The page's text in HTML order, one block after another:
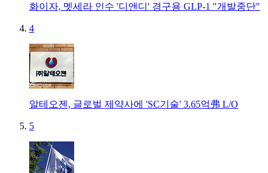
화이자, 멧세라 인수 '디앤디' 경구용 GLP-1 "개발중단"
4
알테오젠, 글로벌 제약사에 'SC기술' 3.65억弗 L/O
5